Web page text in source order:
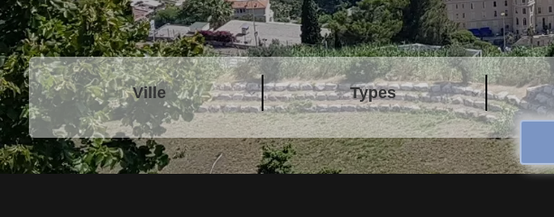
Ville Types